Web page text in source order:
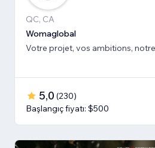
QC, CA
Womaglobal
Votre projet, vos ambitions,
5,0 (230)
Başlangıç fiyatı: $500